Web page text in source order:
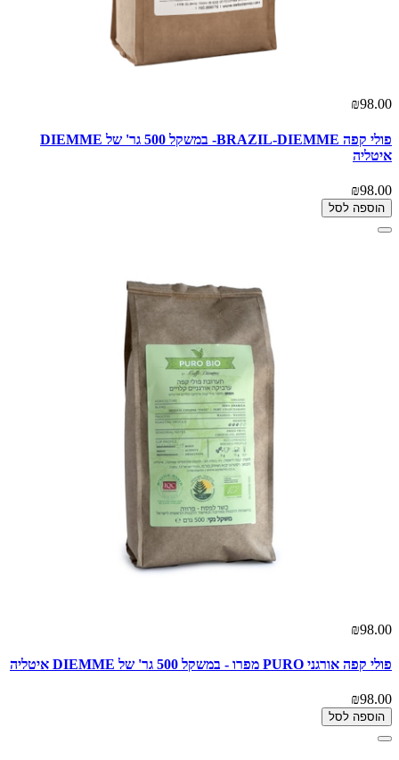
₪98.00
פולי קפה BRAZIL-DIEMME- במשקל 500 גר' של DIEMME
איטליה
₪98.00
הוספה לסל
₪98.00
פולי קפה אורגני PURO מפרו - במשקל 500 גר' של DIEMME איטליה
₪98.00
הוספה לסל